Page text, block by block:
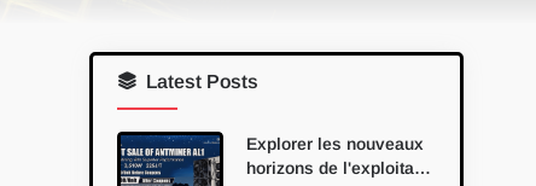
Latest Posts
Explorer les nouveaux
horizons de l'exploitati